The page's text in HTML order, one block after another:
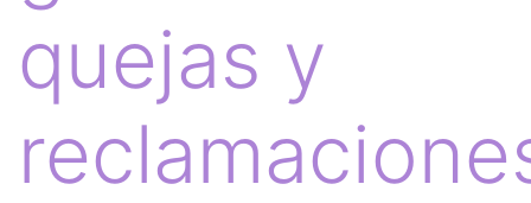
quejas y